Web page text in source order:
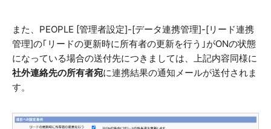
また、PEOPLE [管理者設定]-[データ連携管理]-[リード連携
管理]の｢リードの更新時に所有者の更新を行う｣がONの状態
になっている場合の送付先につきましては、上記内容同様に
社外連絡先の所有者宛に連携結果の通知メールが送付されま
す。